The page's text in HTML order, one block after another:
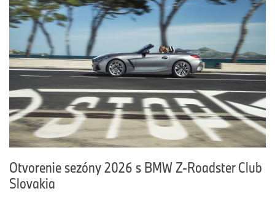
Otvorenie sezóny 2026 s BMW Z-Roadster Club
Slovakia